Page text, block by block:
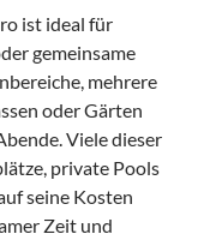
ist ideal für
gemeinsame
mehrere
oder Gärten
Viele dieser
private Pools
seine Kosten
Zeit und